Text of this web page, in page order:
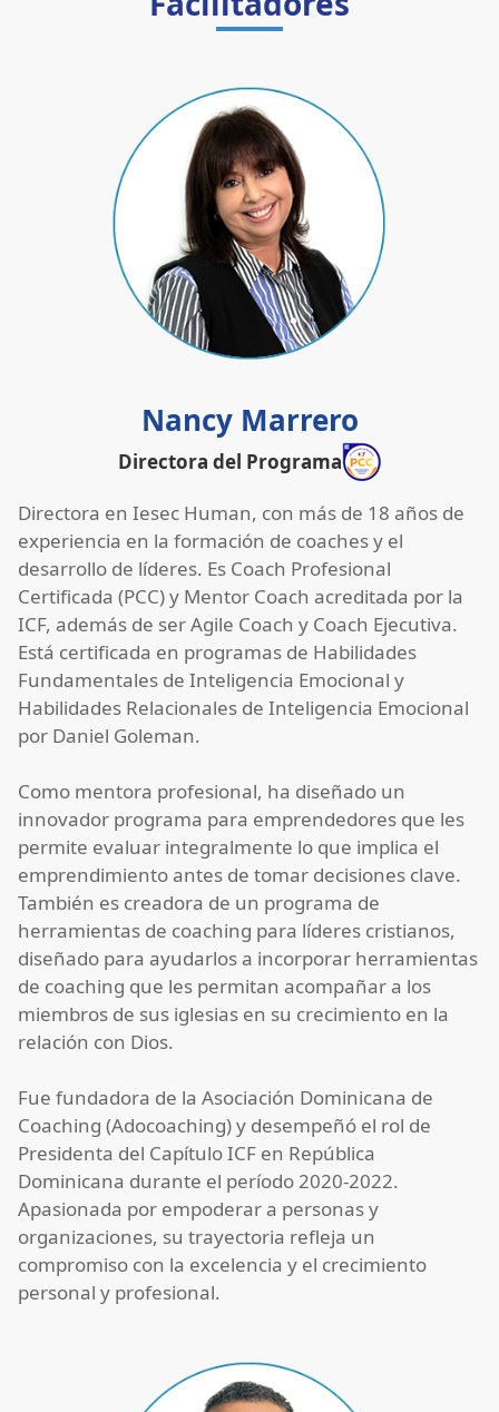
Nancy Marrero
Directora del Programa
Directora en Iesec Human, con más de 18 años de
experiencia en la formación de coaches y el
desarrollo de líderes. Es Coach Profesional
Certificada (PCC) y Mentor Coach acreditada por la
ICF, además de ser Agile Coach y Coach Ejecutiva.
Está certificada en programas de Habilidades
Fundamentales de Inteligencia Emocional y
Habilidades Relacionales de Inteligencia Emocional
por Daniel Goleman.
Como mentora profesional, ha diseñado un
innovador programa para emprendedores que les
permite evaluar integralmente lo que implica el
emprendimiento antes de tomar decisiones clave.
También es creadora de un programa de
herramientas de coaching para líderes cristianos,
diseñado para ayudarlos a incorporar herramientas
de coaching que les permitan acompañar a los
miembros de sus iglesias en su crecimiento en la
relación con Dios.
Fue fundadora de la Asociación Dominicana de
Coaching (Adocoaching) y desempeñó el rol de
Presidenta del Capítulo ICF en República
Dominicana durante el período 2020-2022.
Apasionada por empoderar a personas y
organizaciones, su trayectoria refleja un
compromiso con la excelencia y el crecimiento
personal y profesional.